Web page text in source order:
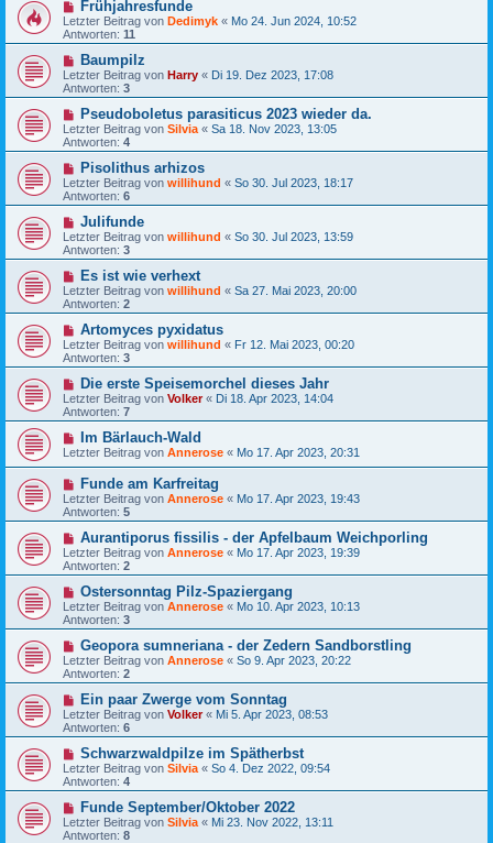
Frühjahresfunde
Letzter Beitrag von Dedimyk « Mo 24. Jun 2024, 10:52
Antworten: 11
Baumpilz
Letzter Beitrag von Harry « Di 19. Dez 2023, 17:08
Antworten: 3
Pseudoboletus parasiticus 2023 wieder da.
Letzter Beitrag von Silvia « Sa 18. Nov 2023, 13:05
Antworten: 4
Pisolithus arhizos
Letzter Beitrag von willihund « So 30. Jul 2023, 18:17
Antworten: 6
Julifunde
Letzter Beitrag von willihund « So 30. Jul 2023, 13:59
Antworten: 3
Es ist wie verhext
Letzter Beitrag von willihund « Sa 27. Mai 2023, 20:00
Antworten: 2
Artomyces pyxidatus
Letzter Beitrag von willihund « Fr 12. Mai 2023, 00:20
Antworten: 3
Die erste Speisemorchel dieses Jahr
Letzter Beitrag von Volker« Di 18. Apr 2023, 14:04
Antworten: 7
Im Bärlauch-Wald
Letzter Beitrag von Annerose « Mo 17. Apr 2023, 20:31
Funde am Karfreitag
Letzter Beitrag von Annerose « Mo 17. Apr 2023, 19:43
Antworten: 5
Aurantiporus fissilis - der Apfelbaum Weichporling
Letzter Beitrag von Annerose « Mo 17. Apr 2023, 19:39
Antworten: 2
Ostersonntag Pilz-Spaziergang
Letzter Beitrag von Annerose « Mo 10. Apr 2023, 10:13
Antworten: 3
Geopora sumneriana - der Zedern Sandborstling
Letzter Beitrag von Annerose « So 9. Apr 2023, 20:22
Antworten: 2
Ein paar Zwerge vom Sonntag
Letzter Beitrag von Volker« Mi 5. Apr 2023, 08:53
Antworten: 6
Schwarzwaldpilze im Spätherbst
Letzter Beitrag von Silvia « So 4. Dez 2022, 09:54
Antworten: 4
Funde September/Oktober 2022
Letzter Beitrag von Silvia « Mi 23. Nov 2022, 13:11
Antworten: 8